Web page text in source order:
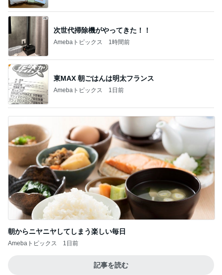
次世代掃除機がやってきた！！
Amebaトピックス 1時間前
東MAX 朝ごはんは明太フランス
Amebaトピックス 1日前
朝からニヤニヤしてしまう楽しい毎日
Amebaトピックス 1日前
記事を読む